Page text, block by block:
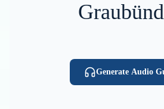
Generate Audio